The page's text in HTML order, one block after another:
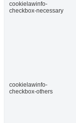
cookielawinfo-
checkbox-necessary
cookielawinfo-
checkbox-others